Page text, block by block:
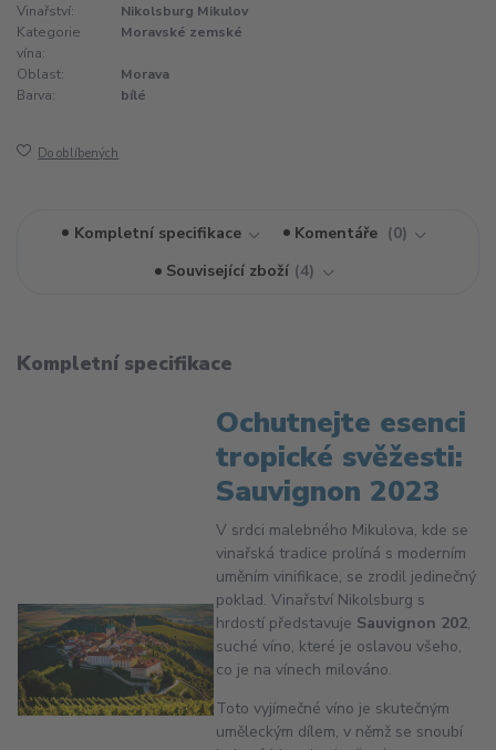
Vinařství:
Nikolsburg Mikulov
Kategorie
vína:
Moravské zemské
Oblast:
Morava
Barva:
bílé
Do oblíbených
Kompletní specifikace Komentáře
0
Související zboží 4
Kompletní specifikace
Ochutnejte esenci
tropické svěžesti:
Sauvignon 2023
V srdci malebného Mikulova, kde se
vinařská tradice prolíná s moderním
uměním vinifikace, se zrodil jedinečný
poklad. Vinařství Nikolsburg s
hrdostí představuje Sauvignon 202,
suché víno, které je oslavou všeho,
co je na vínech milováno.
Toto vyjímečné víno je skutečným
uměleckým dílem, v němž se snoubí